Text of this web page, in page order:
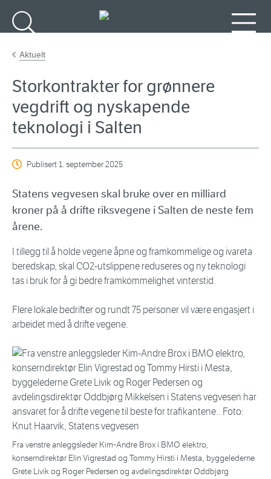
Aktuelt
Storkontrakter for grønnere
vegdrift og nyskapende
teknologi i Salten
Publisert1. september 2025
Statens vegvesen skal bruke over en milliard
kroner på å drifte riksvegene i Salten de neste fem
årene.
I tillegg til å holde vegene åpne og framkommelige og ivareta
beredskap, skal CO2-utslippene reduseres og ny teknologi
tas i bruk for å gi bedre framkommelighet vinterstid.
Flere lokale bedrifter og rundt 75 personer vil være engasjert i
arbeidet med å drifte vegene.
Fra venstre anleggsleder Kim-Andre Brox i BMO elektro,
konserndirektør Elin Vigrestad og Tommy Hirsti i Mesta, byggelederne
Grete Livik og Roger Pedersen og avdelingsdirektør Oddbjørg